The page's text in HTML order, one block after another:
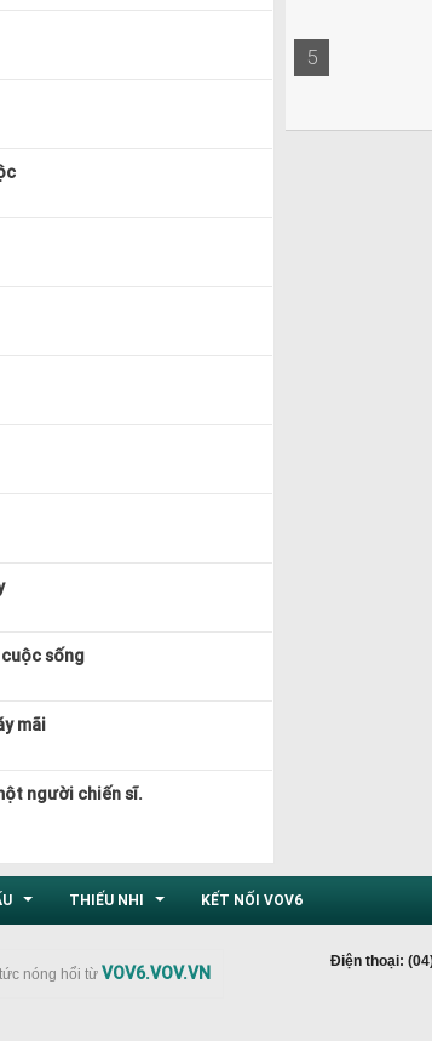
sống
mãi
người chiến sĩ.
5
THIẾU NHI KẾT NỐI VOV6
nóng hổi từ VOV6.VOV.VN
Điện thoại: